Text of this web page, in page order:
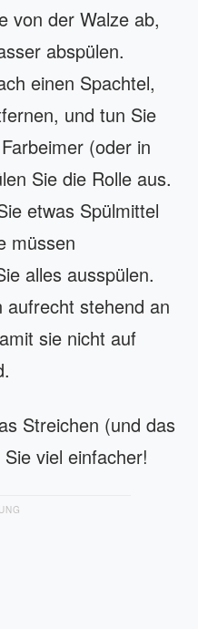
von der Walze ab,
abspülen.
einen Spachtel,
und tun Sie
(oder in
Sie die Rolle aus.
etwas Spülmittel
müssen
alles ausspülen.
aufrecht stehend an
sie nicht auf
Streichen (und das
viel einfacher!